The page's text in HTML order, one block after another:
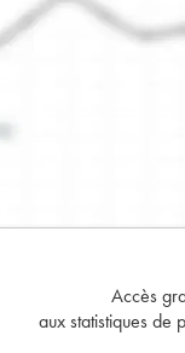
Accès
aux statistiques de